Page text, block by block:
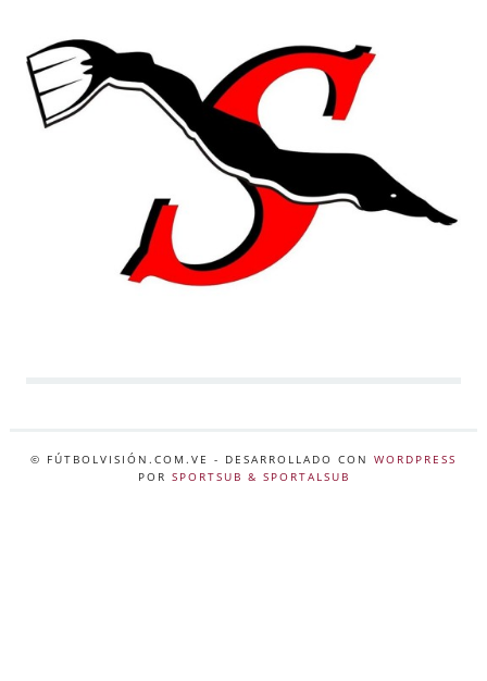
© FÚTBOLVISIÓN.COM.VE - DESARROLLADO CON WORDPRESS
POR SPORTSUB & SPORTALSUB